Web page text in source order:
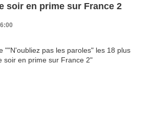
soir en prime sur France 2